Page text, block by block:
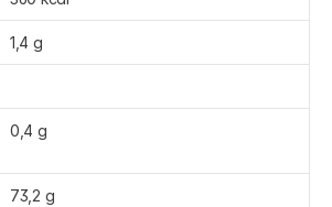
1,4 g
0,4 g
73,2 g